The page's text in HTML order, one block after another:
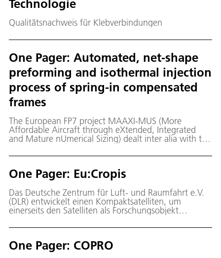
Technologie
Qualitätsnachweis für Klebverbindungen
One Pager: Automated, net-shape
preforming and isothermal injection
process of spring-in compensated
frames
The European FP7 project MAAXI-MUS (More
Affordable Aircraft through eXtended, Integrated
and Mature nUmerical Sizing) dealt inter alia with the
structure while its ambitious cost-saving goals have
One Pager: Eu:Cropis
Das Deutsche Zentrum für Luft- und Raumfahrt e.V.
(DLR) entwickelt einen Kompaktsatelliten, um
einerseits den Satelliten als Forschungsobjekt
andererseits aber auch eine frei zugängliche,
Forschungs- und Entwicklungsarbeiten zu besitzen.
One Pager: COPRO